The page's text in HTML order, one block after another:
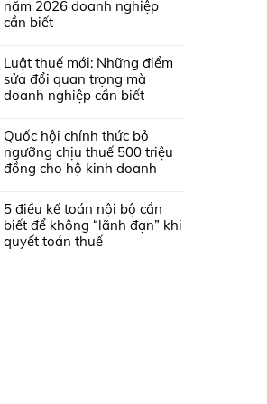
năm 2026 doanh nghiệp
cần biết
Luật thuế mới: Những điểm
sửa đổi quan trọng mà
doanh nghiệp cần biết
Quốc hội chính thức bỏ
ngưỡng chịu thuế 500 triệu
đồng cho hộ kinh doanh
5 điều kế toán nội bộ cần
biết để không “lãnh đạn” khi
quyết toán thuế